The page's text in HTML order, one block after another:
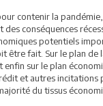
contenir la
conséquences
potentiels
être fait. Sur le plan de
enfin sur le plan
et autres incitations
du tissus